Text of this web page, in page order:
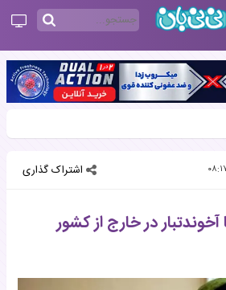
اشتراک گذاری
در خارج از کشور